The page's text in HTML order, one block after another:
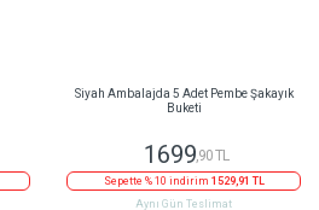
Siyah Ambalajda 5 Adet Pembe Şakayık
Buketi
1699,90 TL
Sepette % 10 indirim1529,91 TL